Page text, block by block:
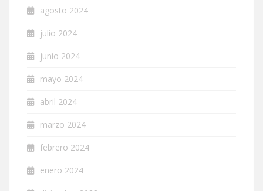
agosto 2024
julio 2024
junio 2024
mayo 2024
abril 2024
marzo 2024
febrero 2024
enero 2024